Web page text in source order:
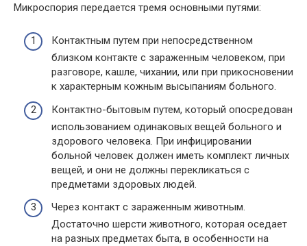
Микроспория передается тремя основными путями:
Контактным путем при непосредственном
близком контакте с зараженным человеком, при
разговоре, кашле, чихании, или при прикосновении
к характерным кожным высыпаниям больного.
Контактно-бытовым путем, который опосредован
использованием одинаковых вещей больного и
здорового человека. При инфицировании
больной человек должен иметь комплект личных
вещей, и они не должны перекликаться с
предметами здоровых людей.
Через контакт с зараженным животным.
Достаточно шерсти животного, которая оседает
на разных предметах быта, в особенности на